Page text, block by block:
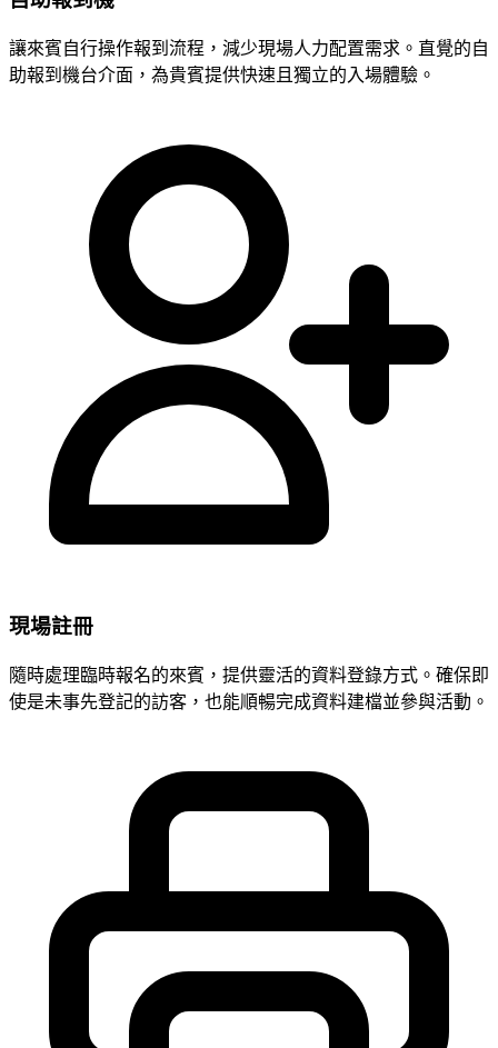
讓來賓自行操作報到流程，減少現場人力配置需求。直覺的自
助報到機台介面，為貴賓提供快速且獨立的入場體驗。
現場註冊
隨時處理臨時報名的來賓，提供靈活的資料登錄方式。確保即
使是未事先登記的訪客，也能順暢完成資料建檔並參與活動。